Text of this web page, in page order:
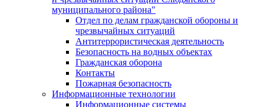
муниципального района"
Отдел по делам гражданской обороны и
чрезвычайных ситуаций
Антитеррористическая деятельность
Безопасность на водных объектах
Гражданская оборона
Контакты
Пожарная безопасность
Информационные технологии
Информационные системы